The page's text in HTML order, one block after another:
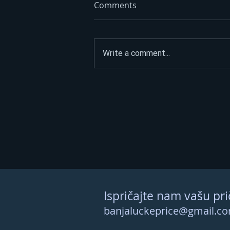
Comments
Write a comment...
Ispričajte nam vašu